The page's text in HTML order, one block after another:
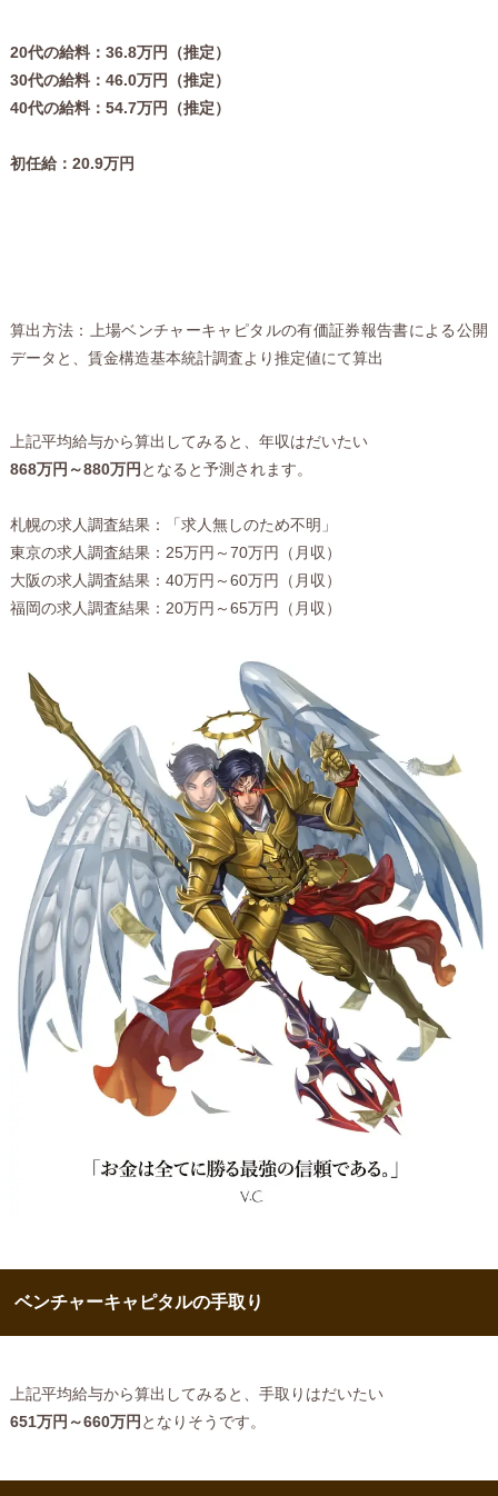
20代の給料：36.8万円（推定）
30代の給料：46.0万円（推定）
40代の給料：54.7万円（推定）
初任給：20.9万円
算出方法：上場ベンチャーキャピタルの有価証券報告書による公開
データと、賃金構造基本統計調査より推定値にて算出
上記平均給与から算出してみると、年収はだいたい
868万円～880万円 となると予測されます。
札幌の求人調査結果：「求人無しのため不明」
東京の求人調査結果：25万円～70万円（月収）
大阪の求人調査結果：40万円～60万円（月収）
福岡の求人調査結果：20万円～65万円（月収）
ベンチャーキャピタルの手取り
上記平均給与から算出してみると、手取りはだいたい
651万円～660万円 となりそうです。